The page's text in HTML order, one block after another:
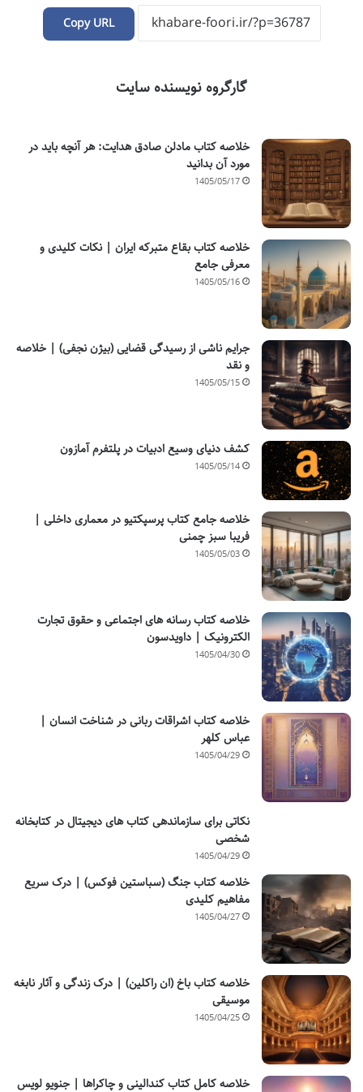
Copy URL
گارگروه نویسنده سایت
خلاصه کتاب مادلن صادق هدایت: هر آنچه باید در
مورد آن بدانید
1405/05/17
خلاصه کتاب بقاع متبرکه ایران | نکات کلیدی و
معرفی جامع
1405/05/16
جرایم ناشی از رسیدگی قضایی (بیژن نجفی) | خلاصه
و نقد
1405/05/15
کشف دنیای وسیع ادبیات در پلتفرم آمازون
1405/05/14
خلاصه جامع کتاب پرسپکتیو در معماری داخلی |
فریبا سبز چمنی
1405/05/03
خلاصه کتاب رسانه های اجتماعی و حقوق تجارت
الکترونیک | داویدسون
1405/04/30
خلاصه کتاب اشراقات ربانی در شناخت انسان |
عباس کلهر
1405/04/29
نکاتی برای سازماندهی کتاب های دیجیتال در کتابخانه
شخصی
1405/04/29
خلاصه کتاب جنگ (سباستین فوکس) | درک سریع
مفاهیم کلیدی
1405/04/27
خلاصه کتاب باخ (ان راکلین) | درک زندگی و آثار نابغه
موسیقی
1405/04/25
خلاصه کامل کتاب کندالینی و چاکراها | جنویو لویس